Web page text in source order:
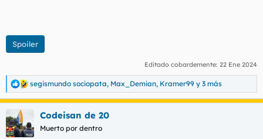
Spoiler
Editado cobardemente: 22 Ene 2024
R
e
a
c
c
i
segismundo sociopata, Max_Demian, Kramer99 y 3 más
Codeisan de 20
Muerto por dentro